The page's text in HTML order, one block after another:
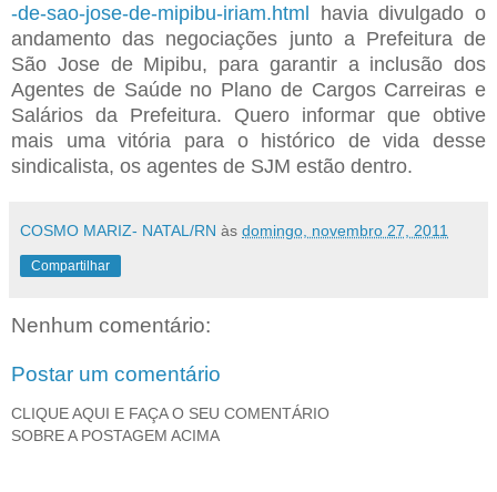
-de-sao-jose-de-mipibu-iriam.html havia divulgado o
andamento das negociações junto a Prefeitura de
São Jose de Mipibu, para garantir a inclusão dos
Agentes de Saúde no Plano de Cargos Carreiras e
Salários da Prefeitura. Quero informar que obtive
mais uma vitória para o histórico de vida desse
sindicalista, os agentes de SJM estão dentro.
COSMO MARIZ- NATAL/RN às domingo, novembro 27, 2011
Compartilhar
Nenhum comentário:
Postar um comentário
CLIQUE AQUI E FAÇA O SEU COMENTÁRIO
SOBRE A POSTAGEM ACIMA